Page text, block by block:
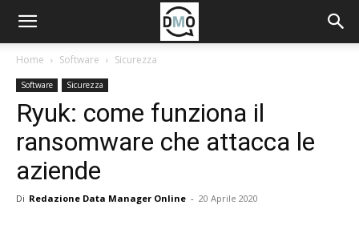
Home Software Sicurezza
Software Sicurezza
Ryuk: come funziona il
ransomware che attacca le
aziende
Di Redazione Data Manager Online - 20 Aprile 2020